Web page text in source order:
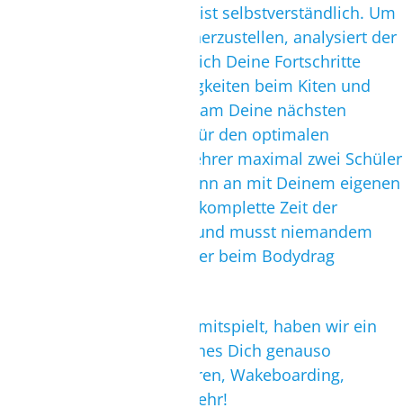
außerhalb der Kurszeiten) ist selbstverständlich. Um
Deinen Lernfortschritt sicherzustellen, analysiert der
Kitesurf-Lehrer kontinuierlich Deine Fortschritte
sowie eventuelle Schwierigkeiten beim Kiten und
erarbeitet mit Dir gemeinsam Deine nächsten
Schritte auf dem Wasser.Für den optimalen
Lernerfolg betreut jeder Lehrer maximal zwei Schüler
und Du trainierst von Beginn an mit Deinem eigenen
Material.So kannst Du die komplette Zeit der
Schulung für Dich nutzen und musst niemandem
beim Steuern des Kites oder beim Bodydrag
Wenn der Wind mal nicht mitspielt, haben wir ein
Alternativprogramm, welches Dich genauso
auspowern wird: SUP-Touren, Wakeboarding,
Wellenreiten und vieles mehr!